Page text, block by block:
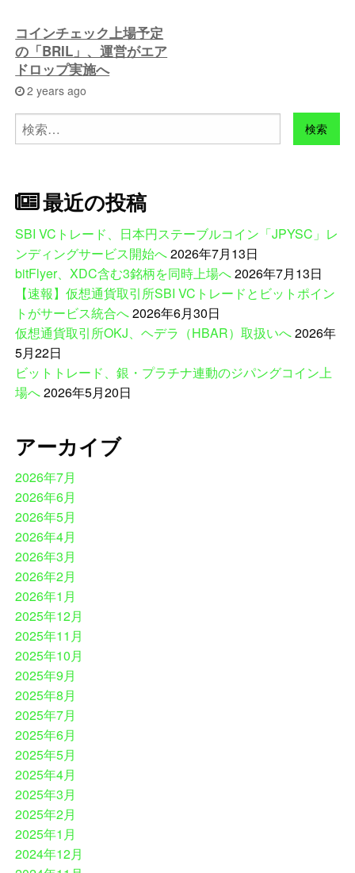
コインチェック上場予定
の「BRIL」、運営がエア
ドロップ実施へ
2 years ago
検
索:
最近の投稿
SBI VCトレード、日本円ステーブルコイン「JPYSC」レ
ンディングサービス開始へ2026年7月13日
bitFlyer、XDC含む3銘柄を同時上場へ2026年7月13日
【速報】仮想通貨取引所SBI VCトレードとビットポイン
トがサービス統合へ2026年6月30日
仮想通貨取引所OKJ、ヘデラ（HBAR）取扱いへ2026年
5月22日
ビットトレード、銀・プラチナ連動のジパングコイン上
場へ2026年5月20日
アーカイブ
2026年7月
2026年6月
2026年5月
2026年4月
2026年3月
2026年2月
2026年1月
2025年12月
2025年11月
2025年10月
2025年9月
2025年8月
2025年7月
2025年6月
2025年5月
2025年4月
2025年3月
2025年2月
2025年1月
2024年12月